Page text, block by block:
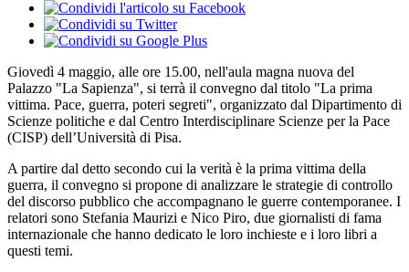
Giovedì 4 maggio, alle ore 15.00, nell'aula magna nuova del
Palazzo "La Sapienza", si terrà il convegno dal titolo "La prima
vittima. Pace, guerra, poteri segreti", organizzato dal Dipartimento di
Scienze politiche e dal Centro Interdisciplinare Scienze per la Pace
(CISP) dell’Università di Pisa.
A partire dal detto secondo cui la verità è la prima vittima della
guerra, il convegno si propone di analizzare le strategie di controllo
del discorso pubblico che accompagnano le guerre contemporanee. I
relatori sono Stefania Maurizi e Nico Piro, due giornalisti di fama
internazionale che hanno dedicato le loro inchieste e i loro libri a
questi temi.